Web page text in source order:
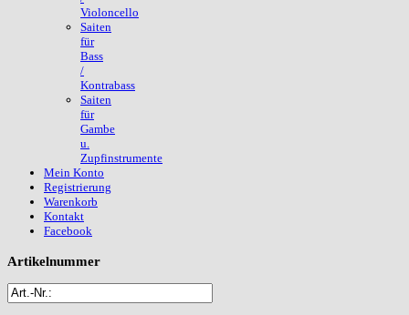
Violoncello
Saiten
für
Bass
/
Kontrabass
Saiten
für
Gambe
u.
Zupfinstrumente
Mein Konto
Registrierung
Warenkorb
Kontakt
Facebook
Artikelnummer